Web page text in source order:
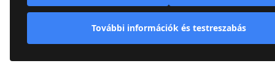
További információk és testreszabás